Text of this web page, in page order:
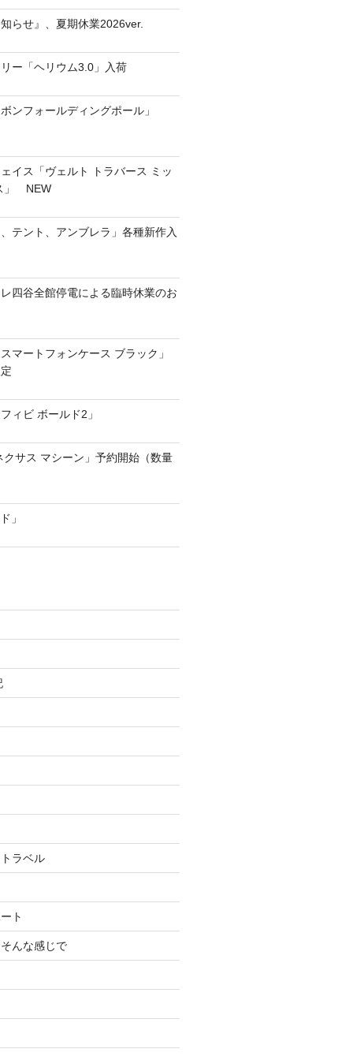
知らせ』、夏期休業2026ver.
ー「ヘリウム3.0」入荷
ンフォールディングポール」
イス「ヴェルト トラバース ミッ
」 NEW
テント、アンブレラ」各種新作入
四谷全館停電による臨時休業のお
マートフォンケース ブラック」
ィビ ボールド2」
クサス マシーン」予約開始（数量
」
ラベル
ト
んな感じで